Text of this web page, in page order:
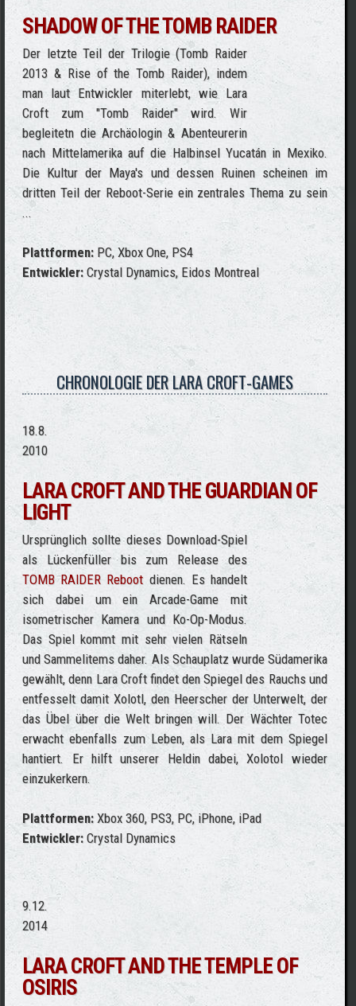
SHADOW OF THE TOMB RAIDER
Der letzte Teil der Trilogie (Tomb Raider
2013 & Rise of the Tomb Raider), indem
man laut Entwickler miterlebt, wie Lara
Croft zum "Tomb Raider" wird. Wir
begleitetn die Archäologin & Abenteurerin
nach Mittelamerika auf die HalbinselYucatán in Mexiko.
Die Kultur der Maya's und dessen Ruinen scheinen im
dritten Teil der Reboot-Serie ein zentrales Thema zu sein
...
Plattformen: PC, Xbox One, PS4
Entwickler: Crystal Dynamics, Eidos Montreal
CHRONOLOGIE DER LARA CROFT-GAMES
18.8.
2010
LARA CROFT AND THE GUARDIAN OF
LIGHT
Ursprünglich sollte dieses Download-Spiel
als Lückenfüller bis zum Release des
TOMB RAIDER Rebootdienen. Es handelt
sich dabei um ein Arcade-Game mit
isometrischer Kamera und Ko-Op-Modus.
Das Spiel kommt mit sehr vielen Rätseln
und Sammelitems daher. Als Schauplatz wurde Südamerika
gewählt, denn Lara Croft findet den Spiegel des Rauchs und
entfesselt damit Xolotl, den Heerscher der Unterwelt, der
das Übel über die Welt bringen will. Der Wächter Totec
erwacht ebenfalls zum Leben, als Lara mit dem Spiegel
hantiert. Er hilft unserer Heldin dabei, Xolotol wieder
einzukerkern.
Plattformen: Xbox 360, PS3, PC, iPhone, iPad
Entwickler: Crystal Dynamics
9.12.
2014
LARA CROFT AND THE TEMPLE OF
OSIRIS